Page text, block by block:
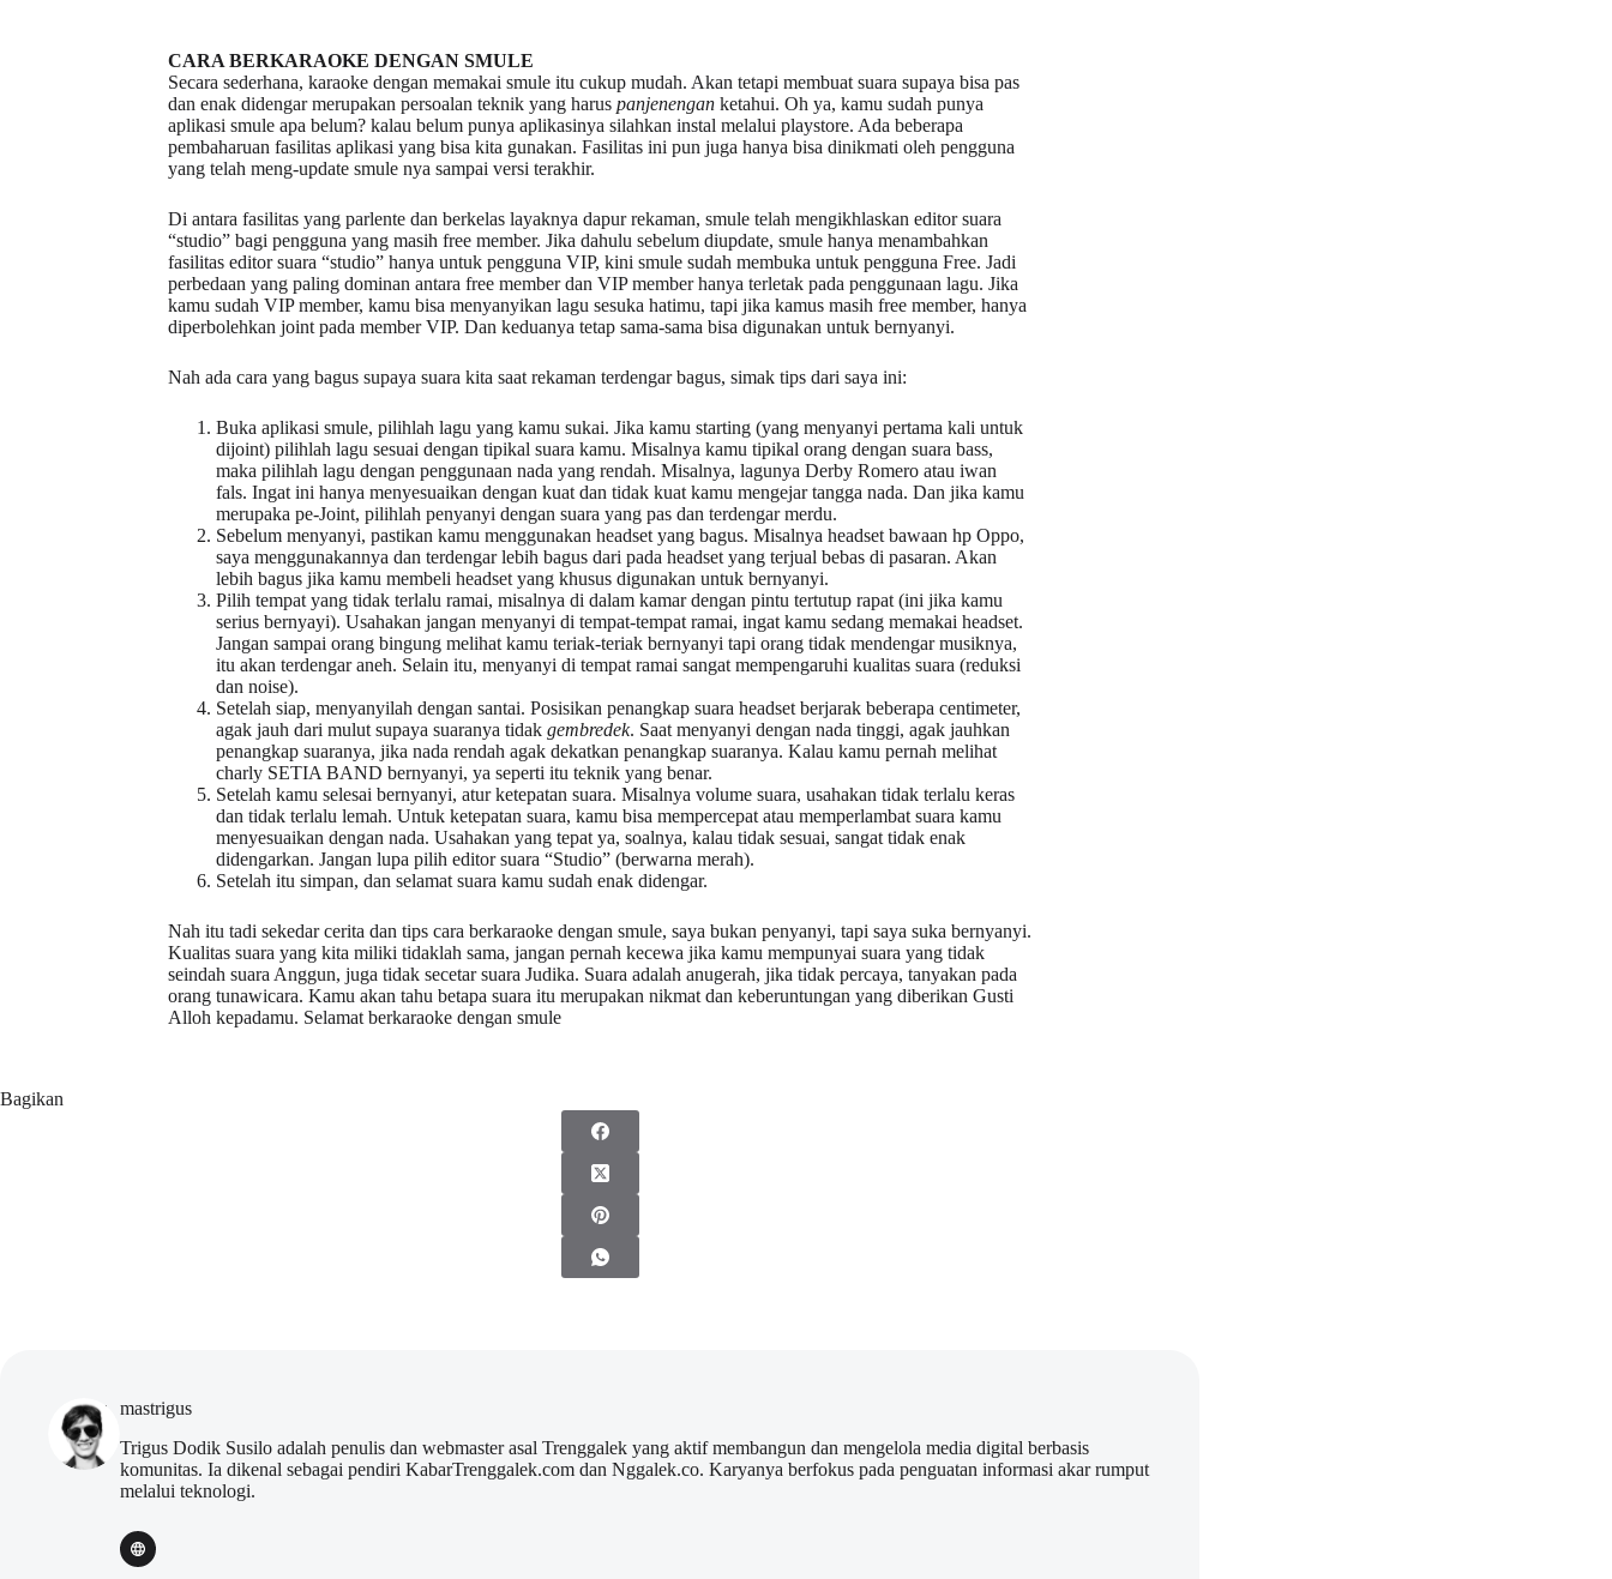
CARA BERKARAOKE DENGAN SMULE
Secara sederhana, karaoke dengan memakai smule itu cukup mudah. Akan tetapi membuat suara supaya bisa pas
dan enak didengar merupakan persoalan teknik yang harus panjenengan ketahui. Oh ya, kamu sudah punya
aplikasi smule apa belum? kalau belum punya aplikasinya silahkan instal melalui playstore. Ada beberapa
pembaharuan fasilitas aplikasi yang bisa kita gunakan. Fasilitas ini pun juga hanya bisa dinikmati oleh pengguna
yang telah meng-update smule nya sampai versi terakhir.
Di antara fasilitas yang parlente dan berkelas layaknya dapur rekaman, smule telah mengikhlaskan editor suara
“studio” bagi pengguna yang masih free member. Jika dahulu sebelum diupdate, smule hanya menambahkan
fasilitas editor suara “studio” hanya untuk pengguna VIP, kini smule sudah membuka untuk pengguna Free. Jadi
perbedaan yang paling dominan antara free member dan VIP member hanya terletak pada penggunaan lagu. Jika
kamu sudah VIP member, kamu bisa menyanyikan lagu sesuka hatimu, tapi jika kamus masih free member, hanya
diperbolehkan joint pada member VIP. Dan keduanya tetap sama-sama bisa digunakan untuk bernyanyi.
Nah ada cara yang bagus supaya suara kita saat rekaman terdengar bagus, simak tips dari saya ini:
Buka aplikasi smule, pilihlah lagu yang kamu sukai. Jika kamu starting (yang menyanyi pertama kali untuk
dijoint) pilihlah lagu sesuai dengan tipikal suara kamu. Misalnya kamu tipikal orang dengan suara bass,
maka pilihlah lagu dengan penggunaan nada yang rendah. Misalnya, lagunya Derby Romero atau iwan
fals. Ingat ini hanya menyesuaikan dengan kuat dan tidak kuat kamu mengejar tangga nada. Dan jika kamu
merupaka pe-Joint, pilihlah penyanyi dengan suara yang pas dan terdengar merdu.
Sebelum menyanyi, pastikan kamu menggunakan headset yang bagus. Misalnya headset bawaan hp Oppo,
saya menggunakannya dan terdengar lebih bagus dari pada headset yang terjual bebas di pasaran. Akan
lebih bagus jika kamu membeli headset yang khusus digunakan untuk bernyanyi.
Pilih tempat yang tidak terlalu ramai, misalnya di dalam kamar dengan pintu tertutup rapat (ini jika kamu
serius bernyayi). Usahakan jangan menyanyi di tempat-tempat ramai, ingat kamu sedang memakai headset.
Jangan sampai orang bingung melihat kamu teriak-teriak bernyanyi tapi orang tidak mendengar musiknya,
itu akan terdengar aneh. Selain itu, menyanyi di tempat ramai sangat mempengaruhi kualitas suara (reduksi
dan noise).
Setelah siap, menyanyilah dengan santai. Posisikan penangkap suara headset berjarak beberapa centimeter,
agak jauh dari mulut supaya suaranya tidak gembredek. Saat menyanyi dengan nada tinggi, agak jauhkan
penangkap suaranya, jika nada rendah agak dekatkan penangkap suaranya. Kalau kamu pernah melihat
charly SETIA BAND bernyanyi, ya seperti itu teknik yang benar.
Setelah kamu selesai bernyanyi, atur ketepatan suara. Misalnya volume suara, usahakan tidak terlalu keras
dan tidak terlalu lemah. Untuk ketepatan suara, kamu bisa mempercepat atau memperlambat suara kamu
menyesuaikan dengan nada. Usahakan yang tepat ya, soalnya, kalau tidak sesuai, sangat tidak enak
didengarkan. Jangan lupa pilih editor suara “Studio” (berwarna merah).
Setelah itu simpan, dan selamat suara kamu sudah enak didengar.
Nah itu tadi sekedar cerita dan tips cara berkaraoke dengan smule, saya bukan penyanyi, tapi saya suka bernyanyi.
Kualitas suara yang kita miliki tidaklah sama, jangan pernah kecewa jika kamu mempunyai suara yang tidak
seindah suara Anggun, juga tidak secetar suara Judika. Suara adalah anugerah, jika tidak percaya, tanyakan pada
orang tunawicara. Kamu akan tahu betapa suara itu merupakan nikmat dan keberuntungan yang diberikan Gusti
Alloh kepadamu. Selamat berkaraoke dengan smule
Bagikan
mastrigus
Trigus Dodik Susilo adalah penulis dan webmaster asal Trenggalek yang aktif membangun dan mengelola media digital berbasis
komunitas. Ia dikenal sebagai pendiri KabarTrenggalek.com dan Nggalek.co. Karyanya berfokus pada penguatan informasi akar rumput
melalui teknologi.